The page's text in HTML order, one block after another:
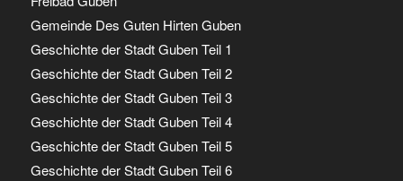
Gemeinde Des Guten Hirten Guben
Geschichte der Stadt Guben Teil 1
Geschichte der Stadt Guben Teil 2
Geschichte der Stadt Guben Teil 3
Geschichte der Stadt Guben Teil 4
Geschichte der Stadt Guben Teil 5
Geschichte der Stadt Guben Teil 6